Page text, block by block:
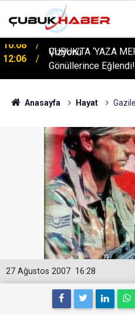
12:06
ÇUBUK’TA ‘YAZA
Gönüllerince Eğlendi!
Anasayfa Hayat
16:28
27 Ağustos 2007